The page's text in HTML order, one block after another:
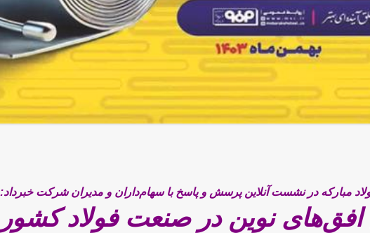
مبارکه در نشست آنلاین پرسش و پاسخ با سهام‌داران و مدیران شرکت خبرداد:
نوین در صنعت فولاد کشور